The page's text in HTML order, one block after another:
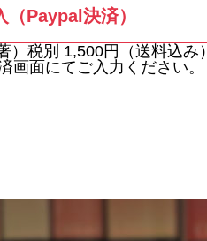
（Paypal決済）
）税別 1,500円（送料込み）
画面にてご入力ください。